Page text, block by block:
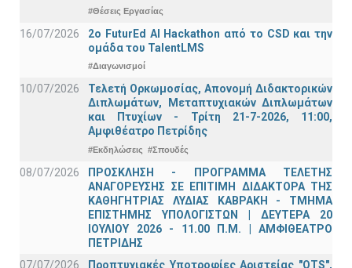
#Θέσεις Εργασίας
16/07/2026
2o FuturEd AI Hackathon από το CSD και την
ομάδα του TalentLMS
#Διαγωνισμοί
10/07/2026
Τελετή Ορκωμοσίας, Απονομή Διδακτορικών
Διπλωμάτων, Μεταπτυχιακών Διπλωμάτων
και Πτυχίων - Τρίτη 21-7-2026, 11:00,
Αμφιθέατρο Πετρίδης
#Εκδηλώσεις #Σπουδές
08/07/2026
ΠΡΟΣΚΛΗΣΗ - ΠΡΟΓΡΑΜΜΑ ΤΕΛΕΤΗΣ
ΑΝΑΓΟΡΕΥΣΗΣ ΣΕ ΕΠΙΤΙΜΗ ΔΙΔΑΚΤΟΡΑ ΤΗΣ
ΚΑΘΗΓΗΤΡΙΑΣ ΛΥΔΙΑΣ ΚΑΒΡΑΚΗ - ΤΜΗΜΑ
ΕΠΙΣΤΗΜΗΣ ΥΠΟΛΟΓΙΣΤΩΝ | ΔΕΥΤΕΡΑ 20
ΙΟΥΛΙΟΥ 2026 - 11.00 Π.Μ. | ΑΜΦΙΘΕΑΤΡΟ
ΠΕΤΡΙΔΗΣ
07/07/2026
Προπτυχιακές Υποτροφίες Αριστείας "OTS",